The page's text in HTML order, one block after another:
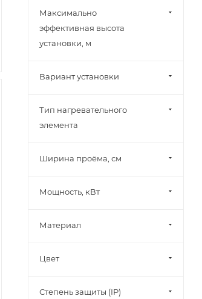
Максимально
эффективная высота
установки, м
Вариант установки
Тип нагревательного
элемента
Ширина проёма, см
Мощность, кВт
Материал
Цвет
Степень защиты (IP)